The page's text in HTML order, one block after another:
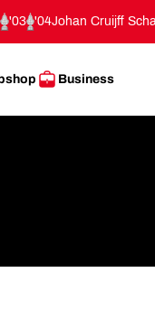
'03 '04Johan Cruijff
Business